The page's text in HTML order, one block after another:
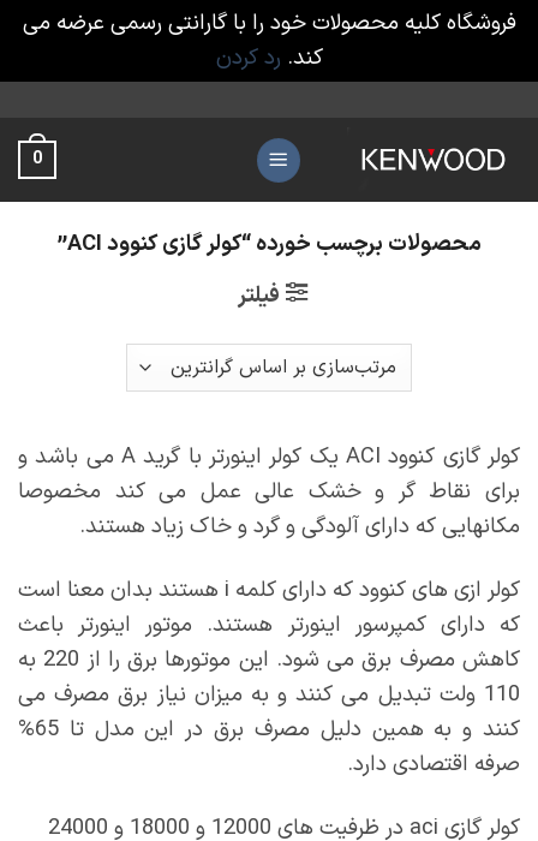
فروشگاه کلیه محصولات خود را با گارانتی رسمی عرضه می
کند. رد کردن
content
0
محصولات برچسب خورده “کولر گازی کنوود ACI”
فیلتر
کولر گازی کنوود ACI یک کولر اینورتر با گرید A می باشد و
برای نقاط گر و خشک عالی عمل می کند مخصوصا
مکانهایی که دارای آلودگی و گرد و خاک زیاد هستند.
کولر ازی های کنوود که دارای کلمه i هستند بدان معنا است
که دارای کمپرسور اینورتر هستند. موتور اینورتر باعث
کاهش مصرف برق می شود. این موتورها برق را از 220 به
110 ولت تبدیل می کنند و به میزان نیاز برق مصرف می
کنند و به همین دلیل مصرف برق در این مدل تا 65%
صرفه اقتصادی دارد.
کولر گازی aci در ظرفیت های 12000 و 18000 و 24000